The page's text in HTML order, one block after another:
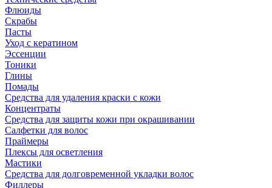
Флюиды
Скрабы
Пасты
Уход с кератином
Эссенции
Тоники
Глины
Помады
Средства для удаления краски с кожи
Концентраты
Средства для защиты кожи при окрашивании
Салфетки для волос
Праймеры
Плексы для осветления
Мастики
Средства для долговременной укладки волос
Филлеры